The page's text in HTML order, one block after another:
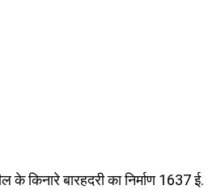
के किनारे बारहदरी का निर्माण 1637 ई.